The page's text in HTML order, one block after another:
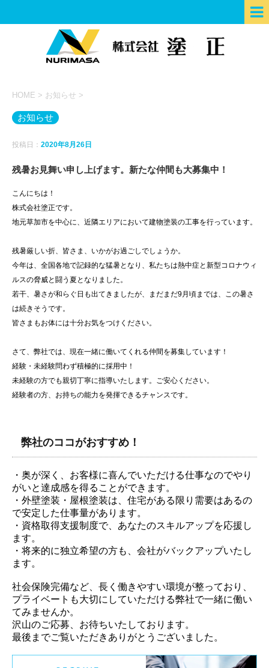
HOME > お知らせ >
お知らせ
投稿日： 2020年8月26日
残暑お見舞い申し上げます。新たな仲間も大募集中！
こんにちは！
株式会社塗正です。
地元草加市を中心に、近隣エリアにおいて建物塗装の工事を行っています。
残暑厳しい折、皆さま、いかがお過ごしでしょうか。
今年は、全国各地で記録的な猛暑となり、私たちは熱中症と新型コロナウィ
ルスの脅威と闘う夏となりました。
若干、暑さが和らぐ日も出てきましたが、まだまだ9月頃までは、この暑さ
は続きそうです。
皆さまもお体には十分お気をつけください。
さて、弊社では、現在一緒に働いてくれる仲間を募集しています！
経験・未経験問わず積極的に採用中！
未経験の方でも親切丁寧に指導いたします。ご安心ください。
経験者の方、お持ちの能力を発揮できるチャンスです。
弊社のココがおすすめ！
・奥が深く、お客様に喜んでいただける仕事なのでやり
がいと達成感を得ることができます。
・外壁塗装・屋根塗装は、住宅がある限り需要はあるの
で安定した仕事量があります。
・資格取得支援制度で、あなたのスキルアップを応援し
ます。
・将来的に独立希望の方も、会社がバックアップいたし
ます。
社会保険完備など、長く働きやすい環境が整っており、
プライベートも大切にしていただける弊社で一緒に働い
てみませんか。
沢山のご応募、お待ちいたしております。
最後までご覧いただきありがとうございました。